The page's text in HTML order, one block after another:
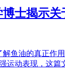
士揭示关
鱼油的真正作
运动表现，这